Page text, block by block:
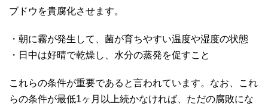
ブドウを貴腐化させます。
・朝に霧が発生して、菌が育ちやすい温度や湿度の状態
・日中は好晴で乾燥し、水分の蒸発を促すこと
これらの条件が重要であると言われています。なお、これ
らの条件が最低1ヶ月以上続かなければ、ただの腐敗にな